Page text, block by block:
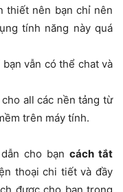
thiết nên bạn chỉ nên
tính năng này quá
vẫn có thể chat và
all các nền tảng từ
trên máy tính.
cho bạn cách tắt
thoại chi tiết và đầy